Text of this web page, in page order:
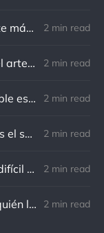
Platón: El comienzo es la parte más importante del trabajo 2 min read
Claridad Mental: Escribir es el arte de calmar y despejar la mente. 2 min read
Charles R. Swindoll: Lo increíble es que cada día podemos elegir la actitud que adoptaremos. 2 min read
Nietzsche: Todos necesitamos el sentido de culpa, pero nadie necesita sentirse culpable. 2 min read
G. Washington: Cuanto más difícil es el conflicto, mayor es el triunfo. 2 min read
Naval: Cuanto más importa quién lo ha dicho, menos importa en realidad 2 min read